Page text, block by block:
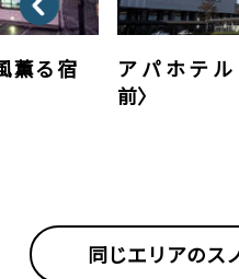
薫る宿
アパホテ
前〉
同じエリアのス